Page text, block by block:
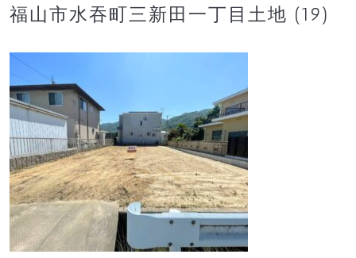
福山市水吞町三新田一丁目土地 (19)